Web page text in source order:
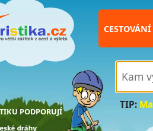
PODPORUJÍ
CESTOVÁNÍ
TIP: